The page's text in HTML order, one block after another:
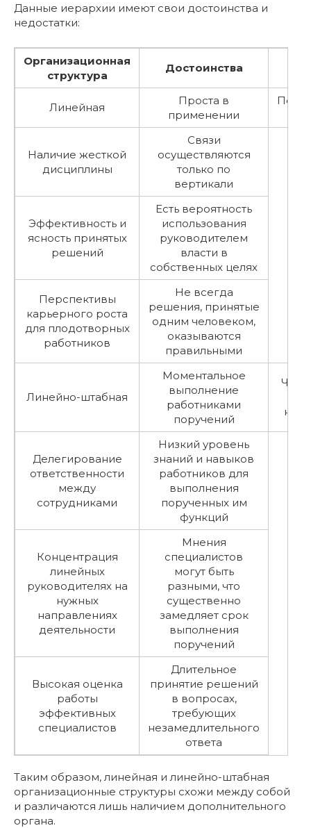
Данные иерархии имеют свои достоинства и
недостатки:
Организационная
структура
Достоинства
Линейная
Проста в
применении
Наличие жесткой
дисциплины
Связи
осуществляются
только по
вертикали
Эффективность и
ясность принятых
решений
Есть вероятность
использования
руководителем
власти в
собственных целях
Перспективы
карьерного роста
для плодотворных
работников
Не всегда
решения, принятые
одним человеком,
оказываются
правильными
Линейно-штабная
Моментальное
выполнение
работниками
поручений
Делегирование
ответственности
между
сотрудниками
Низкий уровень
знаний и навыков
работников для
выполнения
порученных им
функций
Концентрация
линейных
руководителях на
нужных
направлениях
деятельности
Мнения
специалистов
могут быть
разными, что
существенно
замедляет срок
выполнения
поручений
Высокая оценка
работы
эффективных
специалистов
Длительное
принятие решений
в вопросах,
требующих
незамедлительного
ответа
Таким образом, линейная и линейно-штабная
организационные структуры схожи между собой
и различаются лишь наличием дополнительного
органа.